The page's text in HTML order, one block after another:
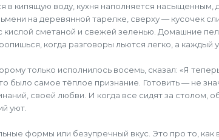
в кипящую воду, кухня наполняется
на деревянной тарелке, сверху — кусочек
кислой сметаной и свежей зеленью. Домашние
когда разговоры льются легко, а каждый
только исполнилось восемь, сказал: «Я
было самое тёплое признание. Готовить — не
своей любви. И когда все сидят за столом,
уют.
формы или безупречный вкус. Это про то,